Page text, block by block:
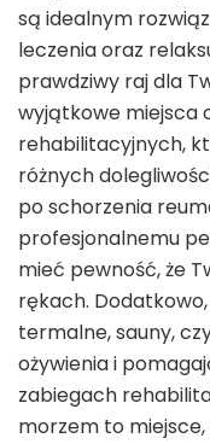
są idealnym
leczenia oraz
prawdziwy raj dla
wyjątkowe miejsca
rehabilitacyjnych,
różnych
po schorzenia
profesjonalnemu
mieć pewność, że
rękach.
termalne, sauny,
ożywienia i
zabiegach
morzem to